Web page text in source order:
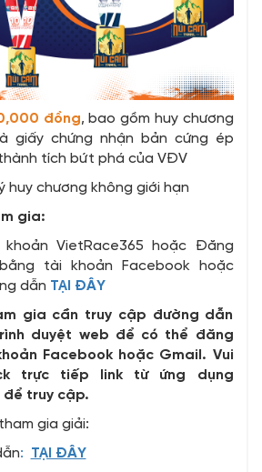
đồng, bao gồm huy chương
giấy chứng nhận bản cứng ép
tích bứt phá của VĐV
huy chương không giới hạn
gia:
VietRace365 hoặc Đăng
tài khoản Facebook hoặc
dẫn TẠI ĐÂY
gia cần truy cập đường dẫn
duyệt web để có thể đăng
Facebook hoặc Gmail. Vui
trực tiếp link từ ứng dụng
truy cập.
gia giải:
: TẠI ĐÂY